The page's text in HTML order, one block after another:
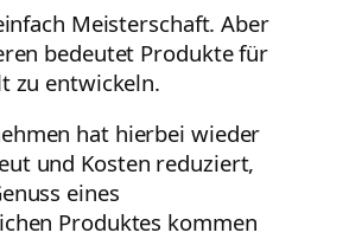
Meisterschaft. Aber
bedeutet Produkte für
zu entwickeln.
hat hierbei wieder
und Kosten reduziert,
eines
Produktes kommen